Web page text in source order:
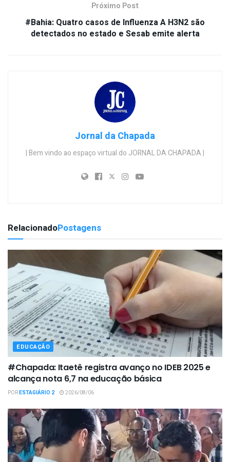
Próximo Post
#Bahia: Quatro casos de Influenza A H3N2 são
detectados no estado e Sesab emite alerta
Jornal da Chapada
| Bem vindo ao espaço virtual do JORNAL DA CHAPADA |
RelacionadoPostagens
EDUCAÇÃO
#Chapada: Itaetê registra avanço no IDEB 2025 e
alcança nota 6,7 na educação básica
PORESTAGIÁRIO 2 2026/08/06